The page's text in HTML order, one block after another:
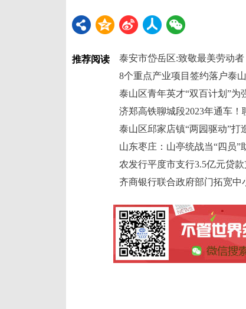
推荐阅读
泰安市岱岳区:致敬最美劳动
8个重点产业项目签约落户泰
泰山区青年英才“双百计划”为
济郑高铁聊城段2023年通车！
泰山区邱家店镇“两园驱动”打
山东枣庄：山亭统战当“四员”
农发行平度市支行3.5亿元贷
齐商银行联合政府部门拓宽中